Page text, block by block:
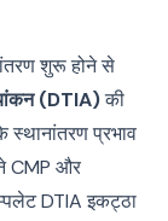
शुरू होने से
(DTIA)की
प्रभाव
CMP और
DTIA इकट्ठा